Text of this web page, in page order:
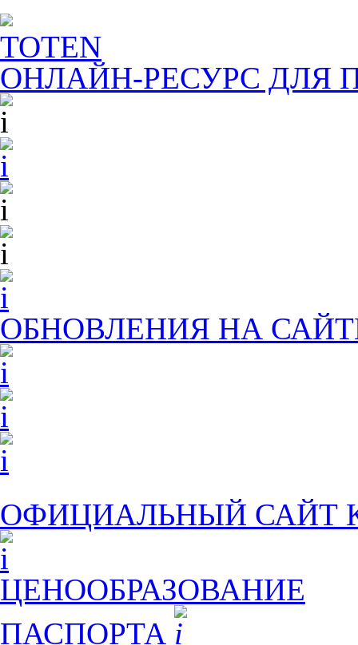
TOTEN
ОНЛАЙН-РЕСУРС ДЛЯ
ОБНОВЛЕНИЯ НА
ОФИЦИАЛЬНЫЙ САЙТ
ЦЕНООБРАЗОВАНИЕ
ПАСПОРТА